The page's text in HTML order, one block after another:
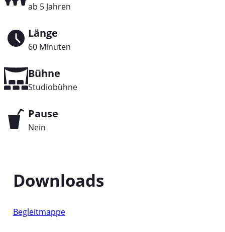
ab 5 Jahren
Länge
60 Minuten
Bühne
Studiobühne
Pause
Nein
Downloads
Begleitmappe